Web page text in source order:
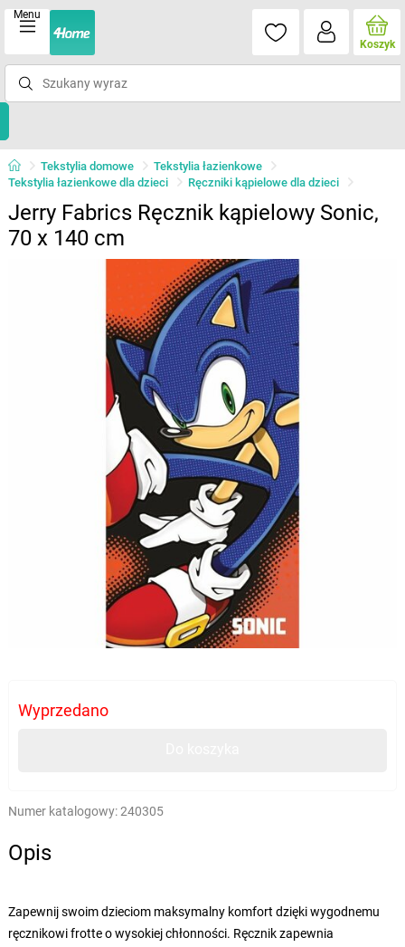
Menu
Koszyk
Tekstylia domowe
Tekstylia łazienkowe
Tekstylia łazienkowe dla dzieci
Ręczniki kąpielowe dla dzieci
Jerry Fabrics Ręcznik kąpielowy Sonic,
70 x 140 cm
Wyprzedano
Numer katalogowy:240305
Opis
Zapewnij swoim dzieciom maksymalny komfort dzięki wygodnemu
ręcznikowi frotte o wysokiej chłonności. Ręcznik zapewnia